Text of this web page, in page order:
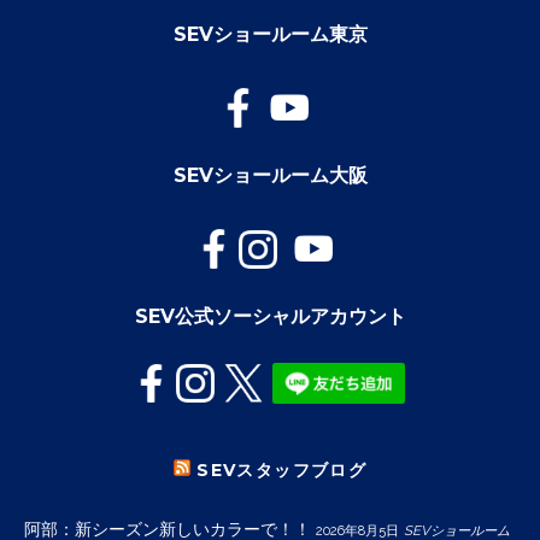
SEVショールーム東京
SEVショールーム大阪
SEV公式ソーシャルアカウント
SEVスタッフブログ
阿部：新シーズン新しいカラーで！！ 2026年8月5日 SEVショールーム